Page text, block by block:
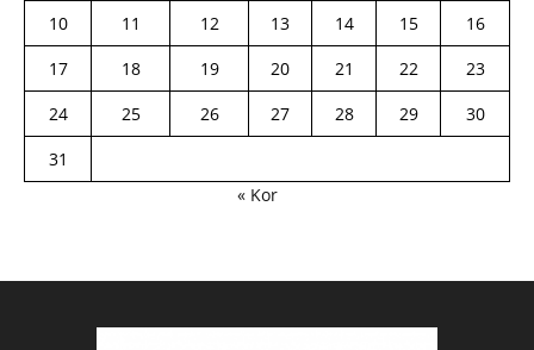
10
11 12 13 14 15
16
17
18 19 20 21 22
23
24
25 26 27 28 29
30
31
« Kor